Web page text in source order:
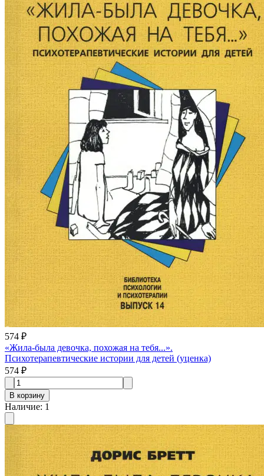
574 ₽
«Жила-была девочка, похожая на тебя...».
Психотерапевтические истории для детей (уценка)
574 ₽
В корзину
Наличие: 1